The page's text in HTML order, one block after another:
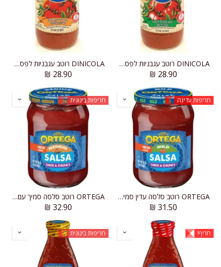
DINICOLA רוטב עגבניות לפסטה עם בזיליקום
28.90
₪
DINICOLA רוטב עגבניות לפסטה מרינדה קלאסי
28.90
₪
חריפות עדינה
ORTEGA רוטב סלסה עדין סמיך עם חתיכות
31.50
₪
חריפות בינונית
ORTEGA רוטב סלסה סמיך עם חתיכות
32.90
₪
חריף! חריפות בינונית